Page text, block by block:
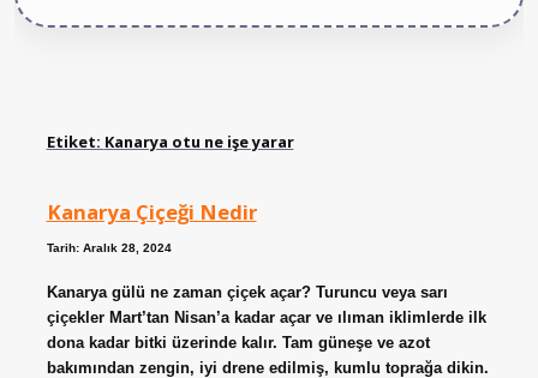
Etiket: Kanarya otu ne işe yarar
Kanarya Çiçeği Nedir
Tarih: Aralık 28, 2024
Kanarya gülü ne zaman çiçek açar? Turuncu veya sarı
çiçekler Mart’tan Nisan’a kadar açar ve ılıman iklimlerde ilk
dona kadar bitki üzerinde kalır. Tam güneşe ve azot
bakımından zengin, iyi drene edilmiş, kumlu toprağa dikin.